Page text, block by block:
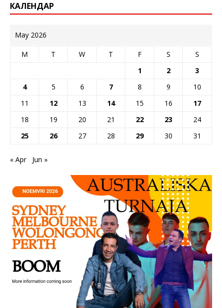
КАЛЕНДАР
May 2026
M T W T F S
S
1
2
3
4
5 6 7 8 9
10
11
12 13 14 15 16
17
18
19 20 21 22 23
24
25
26 27 28 29 30 31
« Apr Jun »